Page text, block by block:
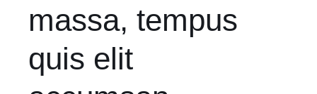
massa, tempus
quis elit